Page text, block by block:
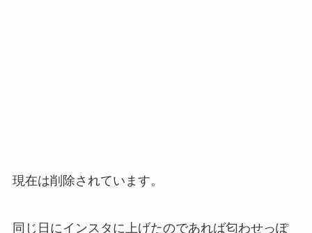
現在は削除されています。
同じ日にインスタに上げたのであれば匂わせっぽ